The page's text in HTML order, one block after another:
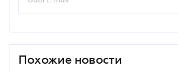
Похожие новости